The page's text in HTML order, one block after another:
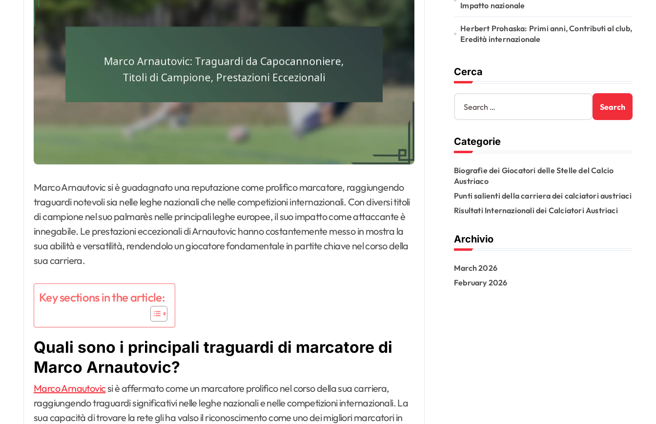
Marco Arnautovic si è guadagnato una reputazione come prolifico marcatore, raggiungendo
traguardi notevoli sia nelle leghe nazionali che nelle competizioni internazionali. Con diversi titoli
di campione nel suo palmarès nelle principali leghe europee, il suo impatto come attaccante è
innegabile. Le prestazioni eccezionali di Arnautovic hanno costantemente messo in mostra la
sua abilità e versatilità, rendendolo un giocatore fondamentale in partite chiave nel corso della
sua carriera.
Key sections in the article:
Quali sono i principali traguardi di marcatore di
Marco Arnautovic?
Marco Arnautovicsi è affermato come un marcatore prolifico nel corso della sua carriera,
raggiungendo traguardi significativi nelle leghe nazionali e nelle competizioni internazionali. La
sua capacità di trovare la rete gli ha valso il riconoscimento come uno dei migliori marcatori in
Impatto nazionale
Herbert Prohaska: Primi anni, Contributi al club,
Eredità internazionale
Cerca
S
a
c
h
o
r
:
Categorie
Biografie dei Giocatori delle Stelle del Calcio
Austriaco
Punti salienti della carriera dei calciatori austriaci
Risultati Internazionali dei Calciatori Austriaci
Archivio
March 2026
February 2026